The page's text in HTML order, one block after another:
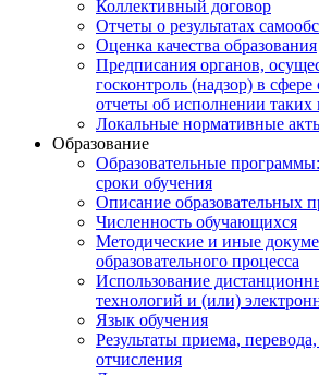
Коллективный договор
Отчеты о результатах
Оценка качества образования
Предписания органов,
госконтроль (надзор) в сфере
отчеты об исполнении таких
Локальные нормативные
Образование
Образовательные
сроки обучения
Описание образовательных
Численность обучающихся
Методические и иные
образовательного процесса
Использование
технологий и (или)
Язык обучения
Результаты приема,
отчисления